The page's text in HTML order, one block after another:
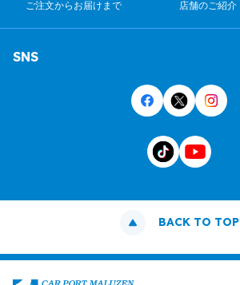
ご注文からお届けまで
店舗のご紹介
SNS
BACK TO TOP